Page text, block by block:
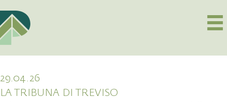
29.04.26
LA TRIBUNA DI TREVISO